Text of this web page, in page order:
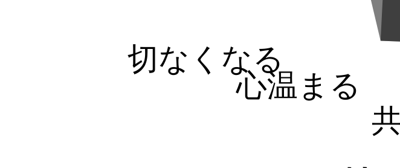
心温まる
切なくなる